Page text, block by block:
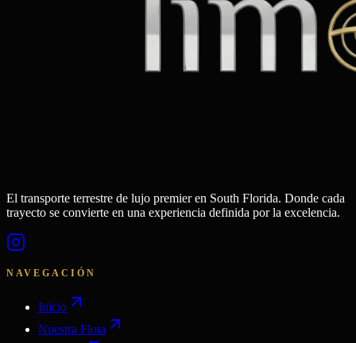
El transporte terrestre de lujo premier en South Florida. Donde cada
trayecto se convierte en una experiencia definida por la excelencia.
NAVEGACIÓN
Inicio
Nuestra Flota